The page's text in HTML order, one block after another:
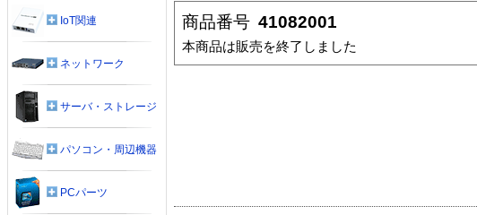
商品番号 41082001
本商品は販売を終了しました
IoT関連
ネットワーク
サーバ・ストレージ
パソコン・周辺機器
PCパーツ